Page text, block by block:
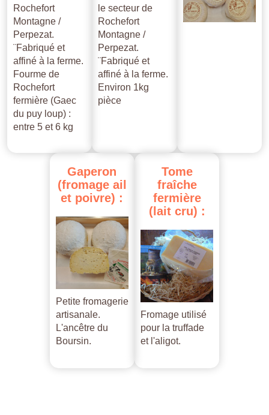
Rochefort
Montagne /
Perpezat.
¨Fabriqué et
affiné à la ferme.
Fourme de
Rochefort
fermière (Gaec
du puy loup) :
entre 5 et 6 kg
le secteur de
Rochefort
Montagne /
Perpezat.
¨Fabriqué et
affiné à la ferme.
Environ 1kg
pièce
Gaperon
(fromage ail
et poivre) :
Petite fromagerie
artisanale.
L'ancêtre du
Boursin.
Tome
fraîche
fermière
(lait cru) :
Fromage utilisé
pour la truffade
et l'aligot.